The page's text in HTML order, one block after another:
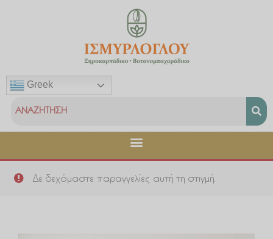
Greek
Δε δεχόμαστε παραγγελίες αυτή τη στιγμή.